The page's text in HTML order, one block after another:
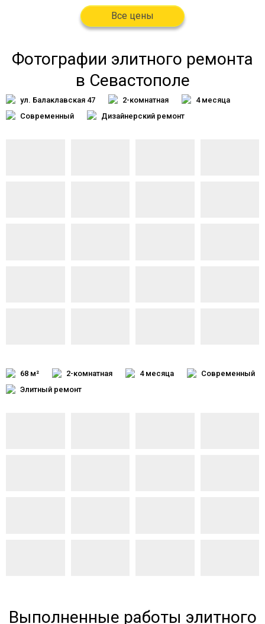
Все цены
Фотографии элитного ремонта
в Севастополе
ул. Балаклавская 47 2-комнатная
4 месяца
Современный
Дизайнерский ремонт
68 м² 2-комнатная 4 месяца
Современный
Элитный ремонт
Выполненные работы элитного